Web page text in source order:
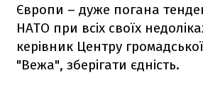
Європи – дуже погана
НАТО при всіх своїх
керівник Центру
"Вежа", зберігати єдність.